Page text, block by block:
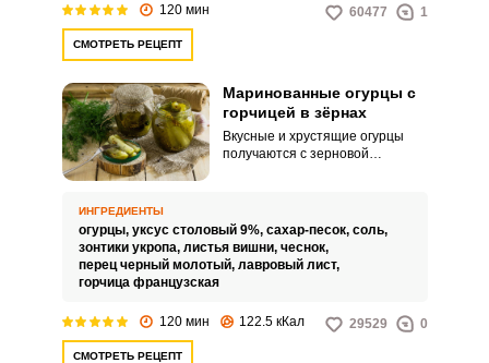
120 мин 60477 1
СМОТРЕТЬ РЕЦЕПТ
Маринованные огурцы с
горчицей в зёрнах
Вкусные и хрустящие огурцы
получаются с зерновой
ИНГРЕДИЕНТЫ
огурцы, уксус столовый 9%, сахар-песок, соль,
зонтики укропа, листья вишни, чеснок,
перец черный молотый, лавровый лист,
горчица французская
120 мин 122.5 кКал 29529 0
СМОТРЕТЬ РЕЦЕПТ